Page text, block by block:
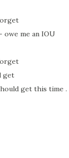
owe me an IOU
get
get this time .